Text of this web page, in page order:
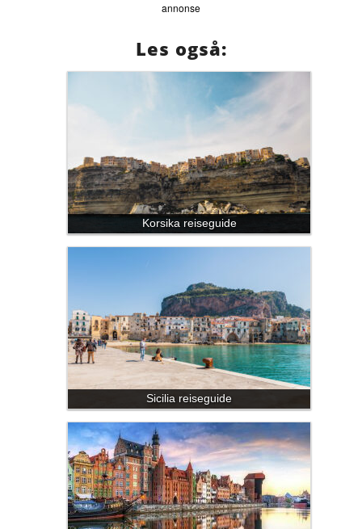
annonse
Les også:
Korsika reiseguide
Sicilia reiseguide